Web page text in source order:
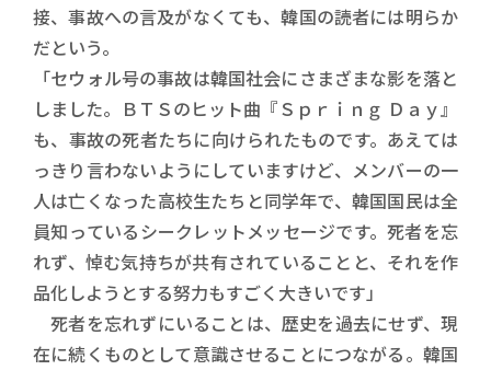
接、事故への言及がなくても、韓国の読者には明らか
だという。
「セウォル号の事故は韓国社会にさまざまな影を落と
しました。ＢＴＳのヒット曲『Ｓｐｒｉｎｇ Ｄａｙ』
も、事故の死者たちに向けられたものです。あえては
っきり言わないようにしていますけど、メンバーの一
人は亡くなった高校生たちと同学年で、韓国国民は全
員知っているシークレットメッセージです。死者を忘
れず、悼む気持ちが共有されていることと、それを作
品化しようとする努力もすごく大きいです」
死者を忘れずにいることは、歴史を過去にせず、現
在に続くものとして意識させることにつながる。韓国